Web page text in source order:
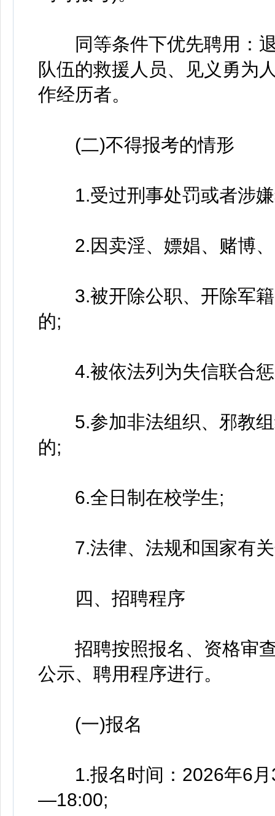
同等条件下优先聘用：退
队伍的救援人员、见义勇为
作经历者。
(二)不得报考的情形
1.受过刑事处罚或者涉嫌
2.因卖淫、嫖娼、赌博、
3.被开除公职、开除军籍
的;
4.被依法列为失信联合惩
5.参加非法组织、邪教组
的;
6.全日制在校学生;
7.法律、法规和国家有关
四、招聘程序
招聘按照报名、资格审查
公示、聘用程序进行。
(一)报名
1.报名时间：2026年6月
—18:00;